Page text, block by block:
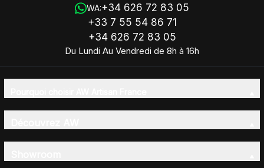
WA:+34 626 72 83 05
+33 7 55 54 86 71
+34 626 72 83 05
Du Lundi Au Vendredi de 8h à 16h